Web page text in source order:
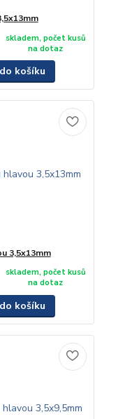
skladem, počet kusů
na dotaz
košíku
3,5x13mm
skladem, počet kusů
na dotaz
košíku